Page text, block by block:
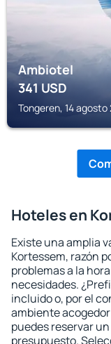
Ambiotel
341USD
Tongeren, 14
Hoteles en
Existe una amplia
Kortessem, razón
problemas a la
necesidades.
incluido o, por el
ambiente
puedes reservar
presupuesto.